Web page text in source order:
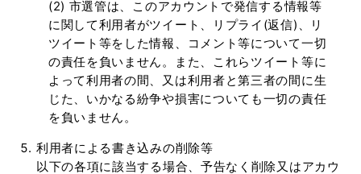
(2) 市選管は、このアカウントで発信する情報等
に関して利用者がツイート、リプライ(返信)、リ
ツイート等をした情報、コメント等について一切
の責任を負いません。また、これらツイート等に
よって利用者の間、又は利用者と第三者の間に生
じた、いかなる紛争や損害についても一切の責任
を負いません。
利用者による書き込みの削除等
以下の各項に該当する場合、予告なく削除又はアカウ